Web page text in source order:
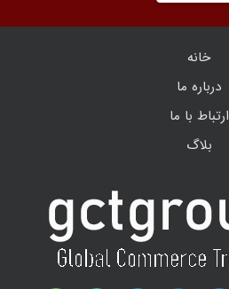
خانه
درباره ما
ارتباط با ما
بلاگ